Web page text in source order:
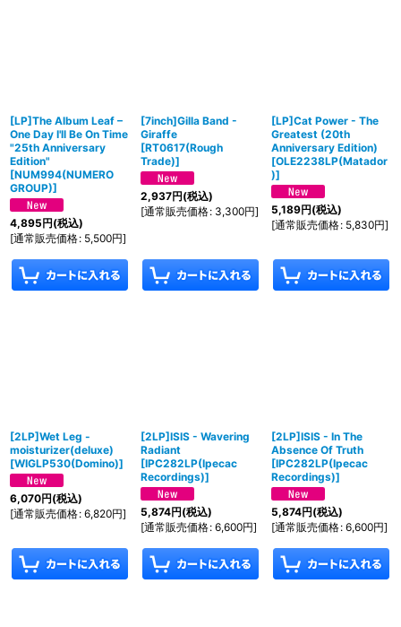
[LP]The Album Leaf –
One Day I'll Be On Time
"25th Anniversary
Edition"
[NUM994(NUMERO
GROUP)]
4,895円(税込)
[通常販売価格: 5,500円]
[7inch]Gilla Band -
Giraffe
[RT0617(Rough
Trade)]
2,937円(税込)
[通常販売価格: 3,300円]
[LP]Cat Power - The
Greatest (20th
Anniversary Edition)
[OLE2238LP(Matador
)]
5,189円(税込)
[通常販売価格: 5,830円]
[2LP]Wet Leg -
moisturizer(deluxe)
[WIGLP530(Domino)]
6,070円(税込)
[通常販売価格: 6,820円]
[2LP]ISIS - Wavering
Radiant
[IPC282LP(Ipecac
Recordings)]
5,874円(税込)
[通常販売価格: 6,600円]
[2LP]ISIS - In The
Absence Of Truth
[IPC282LP(Ipecac
Recordings)]
5,874円(税込)
[通常販売価格: 6,600円]